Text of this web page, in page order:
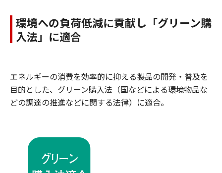
環境への負荷低減に貢献し「グリーン購
入法」に適合
エネルギーの消費を効率的に抑える製品の開発・普及を
目的とした、グリーン購入法（国などによる環境物品な
どの調達の推進などに関する法律）に適合。